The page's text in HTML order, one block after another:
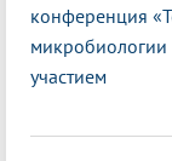
конференция
участием